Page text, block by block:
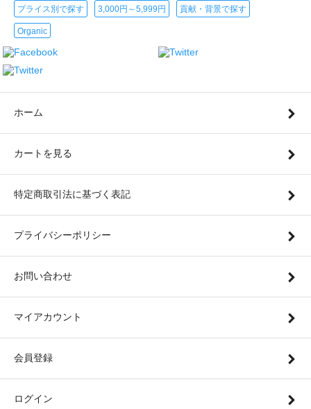
プライス別で探す 3,000円～5,999円 貢献・背景で探す
Organic
ホーム
カートを見る
特定商取引法に基づく表記
プライバシーポリシー
お問い合わせ
マイアカウント
会員登録
ログイン